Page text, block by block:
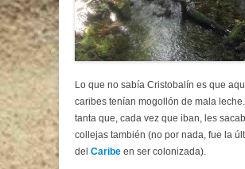
Lo que no sabía Cristobalín es que
caribes tenían mogollón de mala
tanta que, cada vez que iban, les
collejas también (no por nada, fue la
del Caribe en ser colonizada).